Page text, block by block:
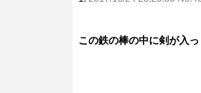
この鉄の棒の中に剣が入